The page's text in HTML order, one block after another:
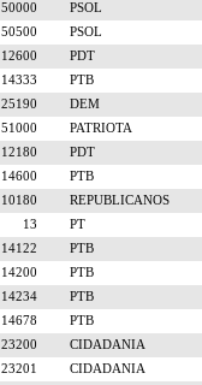
50000
PSOL
50500
PSOL
12600
PDT
14333
PTB
25190
DEM
51000
PATRIOTA
12180
PDT
14600
PTB
10180
REPUBLICANOS
13
PT
14122
PTB
14200
PTB
14234
PTB
14678
PTB
23200
CIDADANIA
23201
CIDADANIA